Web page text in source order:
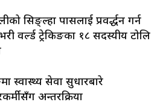
सिङ्ल्हा पासलाई प्रवर्द्धन गर्न
वर्ल्ड ट्रेकिङका १८ सदस्यीय टोलि
स्वास्थ्य सेवा सुधारबारे
अन्तरक्रिया